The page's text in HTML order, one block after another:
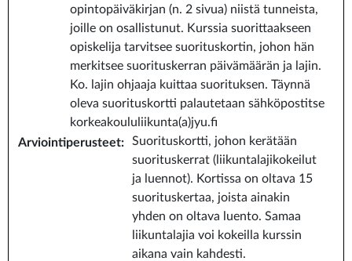
opintopäiväkirjan (n. 2 sivua) niistä tunneista,
joille on osallistunut. Kurssia suorittaakseen
opiskelija tarvitsee suorituskortin, johon hän
merkitsee suorituskerran päivämäärän ja lajin.
Ko. lajin ohjaaja kuittaa suorituksen. Täynnä
oleva suorituskortti palautetaan sähköpostitse
korkeakoululiikunta(a)jyu.fi
Arviointiperusteet:
Suorituskortti, johon kerätään
suorituskerrat (liikuntalajikokeilut
ja luennot). Kortissa on oltava 15
suorituskertaa, joista ainakin
yhden on oltava luento. Samaa
liikuntalajia voi kokeilla kurssin
aikana vain kahdesti.